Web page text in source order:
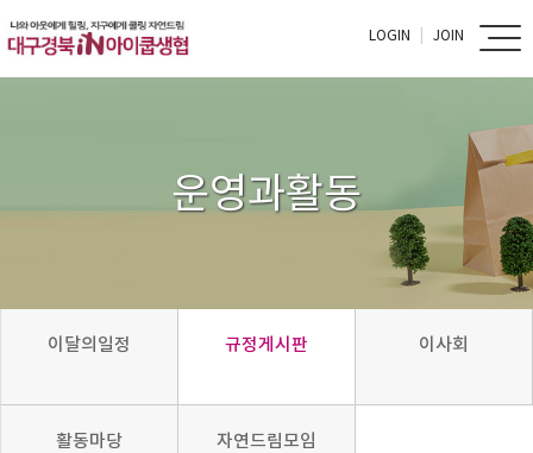
LOGIN JOIN
운영과활동
이달의일정 규정게시판 이사회
활동마당 자연드림모임